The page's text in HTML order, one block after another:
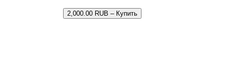
2,000.00 RUB – Купить